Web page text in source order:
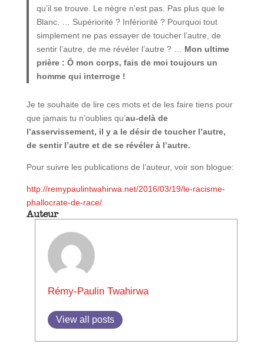
qu’il se trouve. Le nègre n’est pas. Pas plus que le
Blanc. … Supériorité ? Infériorité ? Pourquoi tout
simplement ne pas essayer de toucher l’autre, de
sentir l’autre, de me révéler l’autre ? … Mon ultime
prière : Ô mon corps, fais de moi toujours un
homme qui interroge !
Je te souhaite de lire ces mots et de les faire tiens pour
que jamais tu n’oublies qu’au-delà de
l’asservissement, il y a le désir de toucher l’autre,
de sentir l’autre et de se révéler à l’autre.
Pour suivre les publications de l’auteur, voir son blogue:
http://remypaulintwahirwa.net/2016/03/19/le-racisme-
phallocrate-de-race/
Auteur
Rémy-Paulin Twahirwa
View all posts